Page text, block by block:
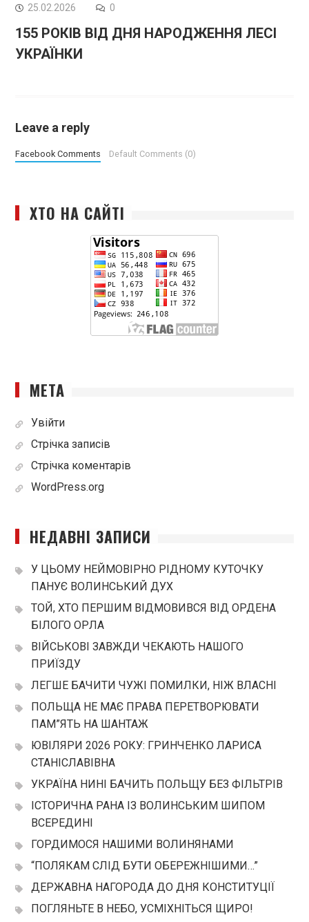
25.02.2026 0
155 РОКІВ ВІД ДНЯ НАРОДЖЕННЯ ЛЕСІ
УКРАЇНКИ
Leave a reply
Facebook Comments Default Comments (0)
ХТО НА САЙТІ
МЕТА
Увійти
Стрічка записів
Стрічка коментарів
WordPress.org
НЕДАВНІ ЗАПИСИ
У ЦЬОМУ НЕЙМОВІРНО РІДНОМУ КУТОЧКУ
ПАНУЄ ВОЛИНСЬКИЙ ДУХ
ТОЙ, ХТО ПЕРШИМ ВІДМОВИВСЯ ВІД ОРДЕНА
БІЛОГО ОРЛА
ВІЙСЬКОВІ ЗАВЖДИ ЧЕКАЮТЬ НАШОГО
ПРИЇЗДУ
ЛЕГШЕ БАЧИТИ ЧУЖІ ПОМИЛКИ, НІЖ ВЛАСНІ
ПОЛЬЩА НЕ МАЄ ПРАВА ПЕРЕТВОРЮВАТИ
ПАМ”ЯТЬ НА ШАНТАЖ
ЮВІЛЯРИ 2026 РОКУ: ГРИНЧЕНКО ЛАРИСА
СТАНІСЛАВІВНА
УКРАЇНА НИНІ БАЧИТЬ ПОЛЬЩУ БЕЗ ФІЛЬТРІВ
ІСТОРИЧНА РАНА ІЗ ВОЛИНСЬКИМ ШИПОМ
ВСЕРЕДИНІ
ГОРДИМОСЯ НАШИМИ ВОЛИНЯНАМИ
“ПОЛЯКАМ СЛІД БУТИ ОБЕРЕЖНІШИМИ…”
ДЕРЖАВНА НАГОРОДА ДО ДНЯ КОНСТИТУЦІЇ
ПОГЛЯНЬТЕ В НЕБО, УСМІХНІТЬСЯ ЩИРО!